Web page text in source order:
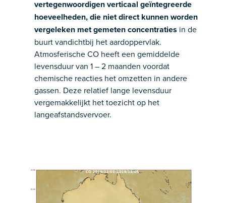
vertegenwoordigen verticaal geïntegreerde
hoeveelheden, die niet direct kunnen worden
vergeleken met gemeten concentraties in de
buurt vandichtbij het aardoppervlak.
Atmosferische CO heeft een gemiddelde
levensduur van 1 – 2 maanden voordat
chemische reacties het omzetten in andere
gassen. Deze relatief lange levensduur
vergemakkelijkt het toezicht op het
langeafstandsvervoer.